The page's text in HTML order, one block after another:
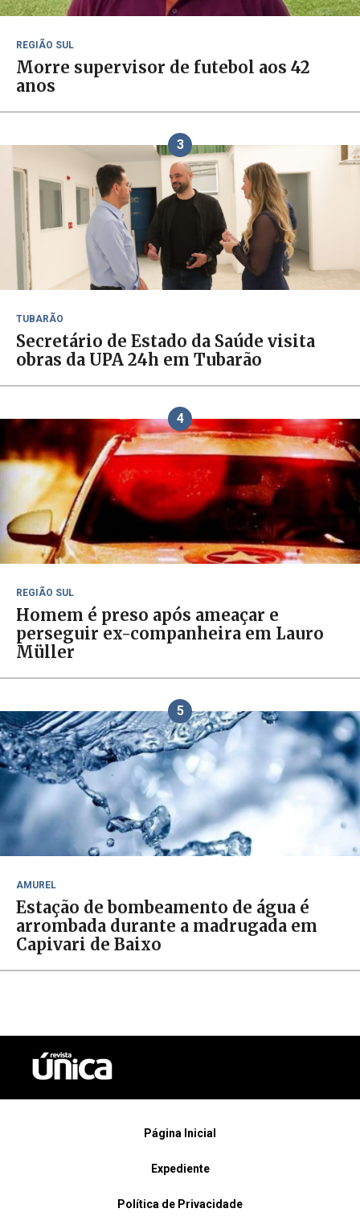
REGIÃO SUL
Morre supervisor de futebol aos 42
anos
3
TUBARÃO
Secretário de Estado da Saúde visita
obras da UPA 24h em Tubarão
4
REGIÃO SUL
Homem é preso após ameaçar e
perseguir ex-companheira em Lauro
Müller
5
AMUREL
Estação de bombeamento de água é
arrombada durante a madrugada em
Capivari de Baixo
Página Inicial
Expediente
Política de Privacidade